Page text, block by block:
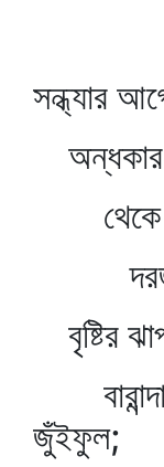
সন্ধ্যার
অন্ধকার
থেকে
বৃষ্টির
জুঁইফুল;